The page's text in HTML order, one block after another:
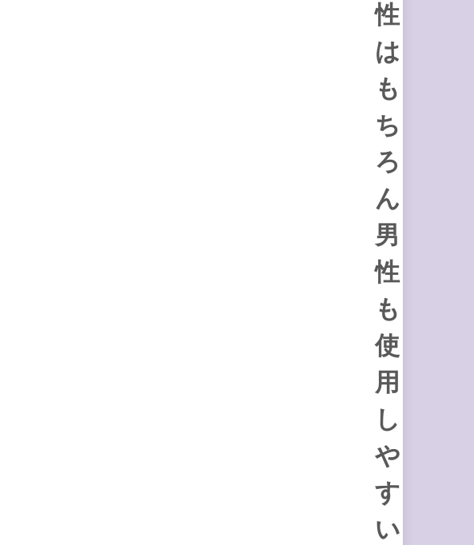
性
は
も
ち
ろ
ん
男
性
も
使
用
し
や
す
い